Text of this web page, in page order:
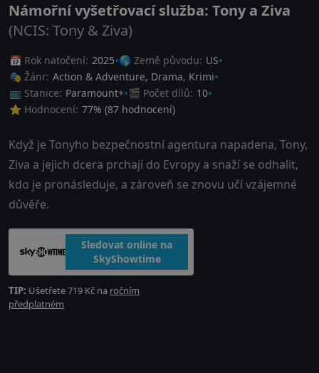
Námořní vyšetřovací služba: Tony a Ziva
(NCIS: Tony & Ziva)
📅 Rok natočení: 2025 🌎 Země původu: US
🎭 Žánr: Action & Adventure, Drama, Krimi
📺 Stanice: Paramount+ 🎬 Počet dílů: 10
⭐ Hodnocení: 77% (87 hodnocení)
Když je Tonyho bezpečnostní agentura napadena, Tony,
Ziva a jejich dcera prchají do Evropy a snaží se odhalit,
kdo je pronásleduje, a zároveň se znovu učí vzájemné
důvěře.
Sledovat online na
SkyShowtime
TIP: Ušetřete 719 Kč na ročním
předplatném